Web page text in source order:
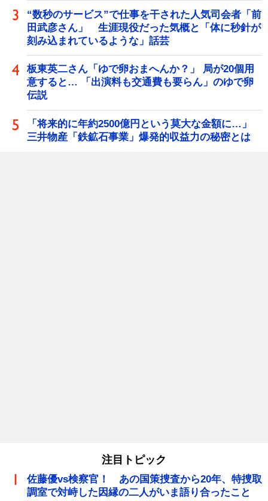
“数秒のサービス”で仕事を干された人気司会者「前
田武彦さん」 生涯現役だった気概と「体に秒針が
刻み込まれているような」話芸
板東英二さん「ゆで卵おまへんか？」 局が20個用
意すると… 「出演料も交通費も要らん」のゆで卵
伝説
「将来的に年約2500億円という莫大な金額に…」
三井物産「鉄鉱石事業」爆発的収益力の秘密とは
注目トピック
佐藤優vs検察官！ あの国策捜査から20年、特捜取
調室で対峙した因縁の二人がいま語り合ったこと